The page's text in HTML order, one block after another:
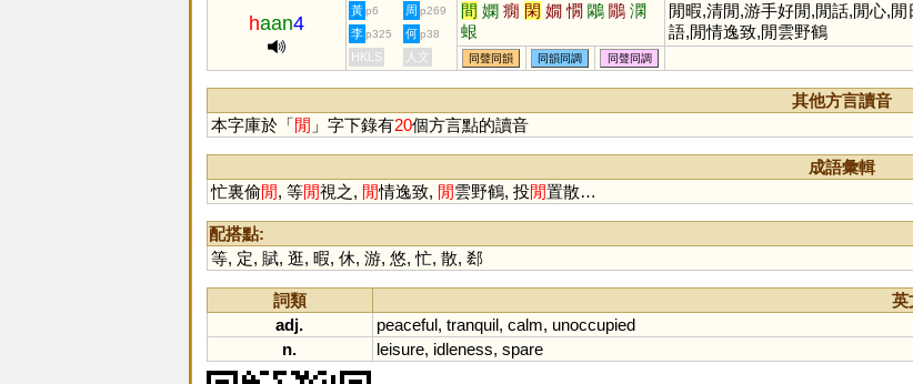
haan4
黃 p6 周 p269 間 嫻 癇 閑 嫺 憪 鷴 鷳 澖
蛝
閒暇,清閒,游手好閒,閒話,閒心,
語,閒情逸致,閒雲野鶴
李 p325 何 p38
HKLS 人文 同聲同韻 同韻同調 同聲同調
其他方言讀音
本字庫於「閒 」字下錄有20個方言點的讀音
成語彙輯
忙裏偷閒, 等閒視之, 閒情逸致, 閒雲野鶴, 投閒置散…
配搭點:
等, 定, 賦, 逛, 暇, 休, 游, 悠,忙, 散, 郄
詞類
英
adj.
peaceful, tranquil, calm, unoccupied
n.
leisure, idleness, spare